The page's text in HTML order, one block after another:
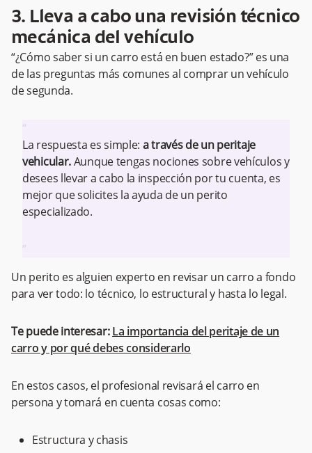
3. Lleva a cabo una revisión técnico
mecánica del vehículo
“¿Cómo saber si un carro está en buen estado?” es una
de las preguntas más comunes al comprar un vehículo
de segunda.
“
La respuesta es simple: a través de un peritaje
vehicular.Aunque tengas nociones sobre vehículos y
desees llevar a cabo la inspección por tu cuenta, es
mejor que solicites la ayuda de un perito
especializado.
”
Un perito es alguien experto en revisar un carro a fondo
para ver todo: lo técnico, lo estructural y hasta lo legal.
Te puede interesar: La importancia del peritaje de un
carro y por qué debes considerarlo
En estos casos, el profesional revisará el carro en
persona y tomará en cuenta cosas como:
Estructura y chasis